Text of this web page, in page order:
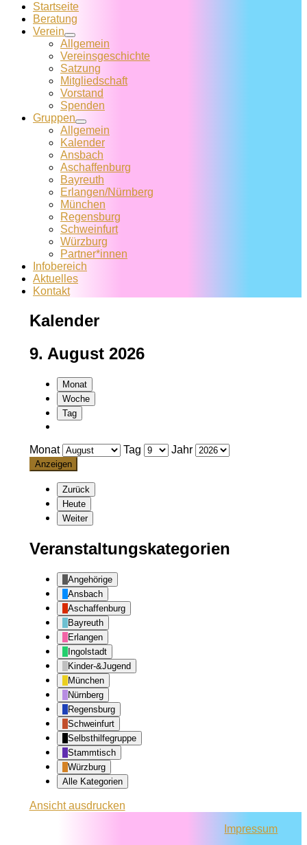
Startseite
Beratung
Verein
Allgemein
Vereins­geschichte
Satzung
Mitglied­schaft
Vorstand
Spenden
Gruppen
Allgemein
Kalender
Ansbach
Aschaffenburg
Bayreuth
Erlangen/Nürnberg
München
Regensburg
Schweinfurt
Würzburg
Partner*innen
Infobereich
Aktuelles
Kontakt
Kalender
9. August 2026
Monat
Woche
Tag
Monat Tag Jahr
Zurück
Heute
Weiter
Veranstaltungskategorien
Angehörige
Ansbach
Aschaffenburg
Bayreuth
Erlangen
Ingolstadt
Kinder-&Jugend
München
Nürnberg
Regensburg
Schweinfurt
Selbsthilfegruppe
Stammtisch
Würzburg
Alle Kategorien
Ansichtausdrucken
Impressum